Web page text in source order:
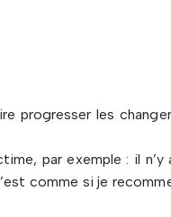
progresser les
par exemple : il n’y
comme si je